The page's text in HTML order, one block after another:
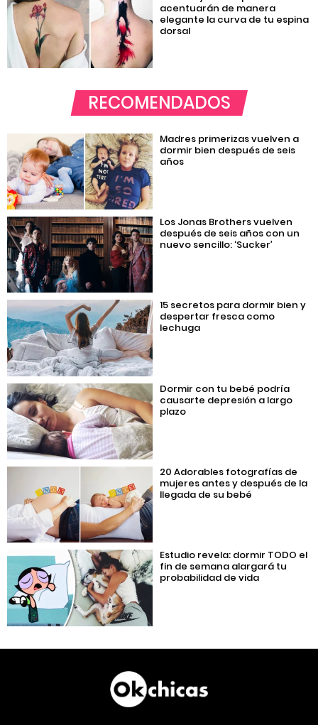
acentuarán de manera
elegante la curva de tu espina
dorsal
RECOMENDADOS
Madres primerizas vuelven a
dormir bien después de seis
años
Los Jonas Brothers vuelven
después de seis años con un
nuevo sencillo: ‘Sucker’
15 secretos para dormir bien y
despertar fresca como
lechuga
Dormir con tu bebé podría
causarte depresión a largo
plazo
20 Adorables fotografías de
mujeres antes y después de la
llegada de su bebé
Estudio revela: dormir TODO el
fin de semana alargará tu
probabilidad de vida